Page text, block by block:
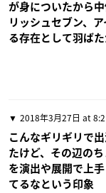
が身についたから
リッシュセブン、
る存在として羽ば
2018年3月27日 at
こんなギリギリで
たけど、その辺の
を演出や展開で上
てるなという印象